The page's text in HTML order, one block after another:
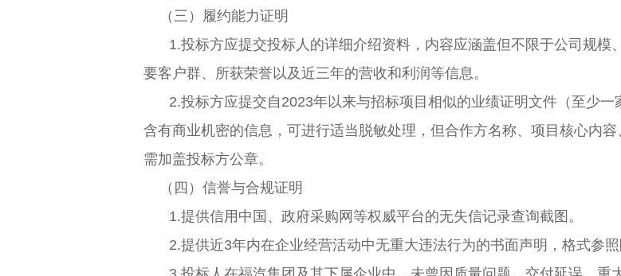
（三）履约能力证明
1.投标方应提交投标人的详细介绍资料，内容应涵盖但不限于公司规
要客户群、所获荣誉以及近三年的营收和利润等信息。
2.投标方应提交自2023年以来与招标项目相似的业绩证明文件（至少
含有商业机密的信息，可进行适当脱敏处理，但合作方名称、项目核心内
需加盖投标方公章。
（四）信誉与合规证明
1.提供信用中国、政府采购网等权威平台的无失信记录查询截图。
2.提供近3年内在企业经营活动中无重大违法行为的书面声明，格式参